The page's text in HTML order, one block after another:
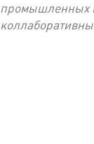
промышленных